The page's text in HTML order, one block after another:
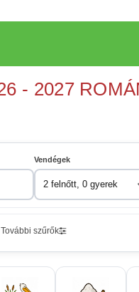
- 2027
Vendégek
2 felnőtt, 0 gyerek
További szűrők